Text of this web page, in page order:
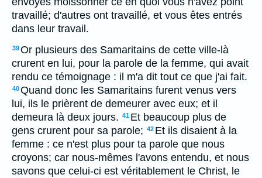
travaillé; d'autres ont travaillé, et vous êtes entrés
dans leur travail.
39Or plusieurs des Samaritains de cette ville-là
crurent en lui, pour la parole de la femme, qui avait
rendu ce témoignage : il m'a dit tout ce que j'ai fait.
40Quand donc les Samaritains furent venus vers
lui, ils le prièrent de demeurer avec eux; et il
demeura là deux jours. 41 Et beaucoup plus de
gens crurent pour sa parole; 42 Et ils disaient à la
femme : ce n'est plus pour ta parole que nous
croyons; car nous-mêmes l'avons entendu, et nous
savons que celui-ci est véritablement le Christ, le